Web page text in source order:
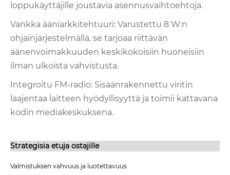
loppukäyttäjille joustavia asennusvaihtoehtoja.
Vankka ääniarkkitehtuuri: Varustettu 8 W:n
ohjainjärjestelmällä, se tarjoaa riittävän
äänenvoimakkuuden keskikokoisiin huoneisiin
ilman ulkoista vahvistusta.
Integroitu FM-radio: Sisäänrakennettu viritin
laajentaa laitteen hyödyllisyyttä ja toimii kattavana
kodin mediakeskuksena.
Strategisia etuja ostajille
Valmistuksen vahvuus ja luotettavuus